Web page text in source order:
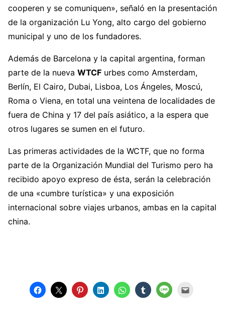
cooperen y se comuniquen», señaló en la presentación
de la organización Lu Yong, alto cargo del gobierno
municipal y uno de los fundadores.
Además de Barcelona y la capital argentina, forman
parte de la nueva WTCF urbes como Amsterdam,
Berlín, El Cairo, Dubai, Lisboa, Los Ángeles, Moscú,
Roma o Viena, en total una veintena de localidades de
fuera de China y 17 del país asiático, a la espera que
otros lugares se sumen en el futuro.
Las primeras actividades de la WCTF, que no forma
parte de la Organización Mundial del Turismo pero ha
recibido apoyo expreso de ésta, serán la celebración
de una «cumbre turística» y una exposición
internacional sobre viajes urbanos, ambas en la capital
china.